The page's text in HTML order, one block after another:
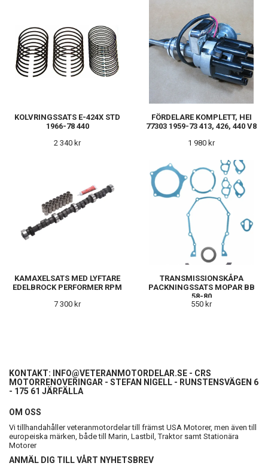
KOLVRINGSSATS E-424X STD
1966-78 440
2 340 kr
FÖRDELARE KOMPLETT, HEI
77303 1959-73 413, 426, 440 V8
1 980 kr
KAMAXELSATS MED LYFTARE
EDELBROCK PERFORMER RPM
7 300 kr
TRANSMISSIONSKÅPA
PACKNINGSSATS MOPAR BB
58-80
550 kr
KONTAKT: INFO@VETERANMOTORDELAR.SE - CRS
MOTORRENOVERINGAR - STEFAN NIGELL - RUNSTENSVÄGEN 6
- 175 61 JÄRFÄLLA
OM OSS
Vi tillhandahåller veteranmotordelar till främst USA Motorer, men även till
europeiska märken, både till Marin, Lastbil, Traktor samt Stationära
Motorer
ANMÄL DIG TILL VÅRT NYHETSBREV